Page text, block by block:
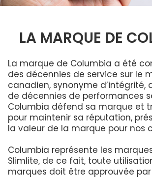
Columbia dans la communautéouvrant
lumière
Puits de
lumière
commerciaux
et
résidentiels
Puits de
lumière,
Fenêtres
toit et
de
pour toit
plat
Quelles dimensions?
Service et entretien
Garantie
Galerie
Développement durable
Technologie de maison intelligente
Programme D’Installateurs
Contact Pour Les Installateurs
Nouveaux distributeurs
Nouveaux distributeurs
Commandes aux É.-U. et
Commande De Dimensions
Questions Fréquentes
Garantie
Technologie de maison intelligente
Puits de lumière sans fuites
Condensation
Comprendre les codes produits
Acrylique ou verre
LA MARQUE DE
La marque de Columbia a été
des décennies de service sur le
canadien, synonyme d’intégrité,
de décennies de performances
Columbia défend sa marque et
pour maintenir sa réputation,
la valeur de la marque pour nos
Columbia représente les marques
Slimlite, de ce fait, toute
marques doit être approuvée